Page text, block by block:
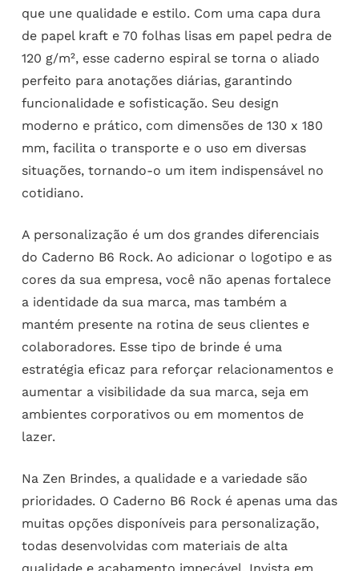
que une qualidade e estilo. Com uma capa dura
de papel kraft e 70 folhas lisas em papel pedra de
120 g/m², esse caderno espiral se torna o aliado
perfeito para anotações diárias, garantindo
funcionalidade e sofisticação. Seu design
moderno e prático, com dimensões de 130 x 180
mm, facilita o transporte e o uso em diversas
situações, tornando-o um item indispensável no
cotidiano.
A personalização é um dos grandes diferenciais
do Caderno B6 Rock. Ao adicionar o logotipo e as
cores da sua empresa, você não apenas fortalece
a identidade da sua marca, mas também a
mantém presente na rotina de seus clientes e
colaboradores. Esse tipo de brinde é uma
estratégia eficaz para reforçar relacionamentos e
aumentar a visibilidade da sua marca, seja em
ambientes corporativos ou em momentos de
lazer.
Na Zen Brindes, a qualidade e a variedade são
prioridades. O Caderno B6 Rock é apenas uma das
muitas opções disponíveis para personalização,
todas desenvolvidas com materiais de alta